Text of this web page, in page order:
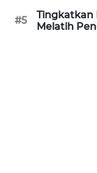
#5
Tingkatkan
Melatih
WN
JAMBI